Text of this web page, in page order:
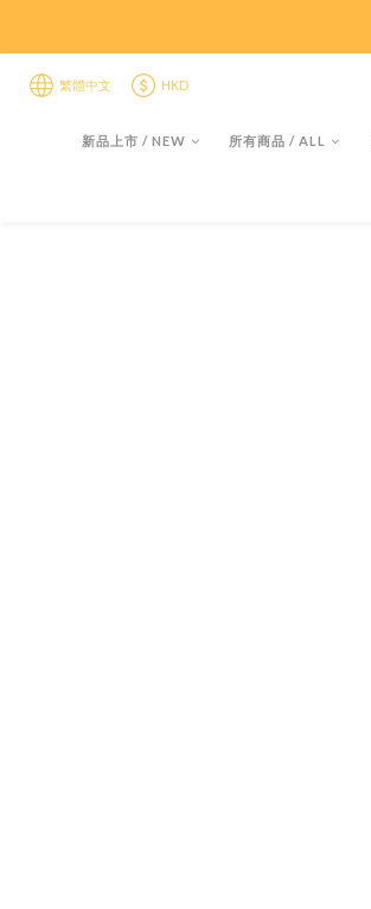
繁體中文 HKD
新品上市 / NEW 所有商品 / ALL